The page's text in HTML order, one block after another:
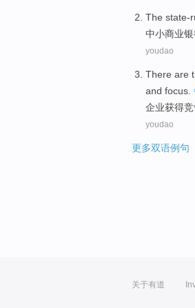
The state-
中小商业
youdao
There are
and focus
企业获得
youdao
更多双语例句
关于有道